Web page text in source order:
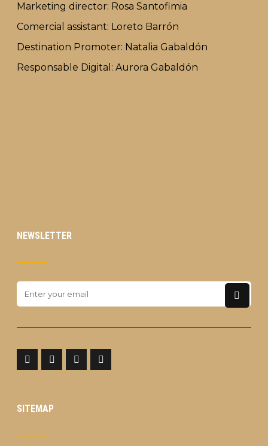
Marketing director: Rosa Santofimia
Comercial assistant: Loreto Barrón
Destination Promoter: Natalia Gabaldón
Responsable Digital: Aurora Gabaldón
NEWSLETTER
SITEMAP